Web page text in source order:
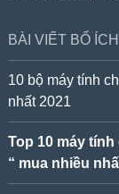
BÀI VIẾT BỔ
10 bộ máy tính
nhất 2021
Top 10 máy
“ mua nhiều